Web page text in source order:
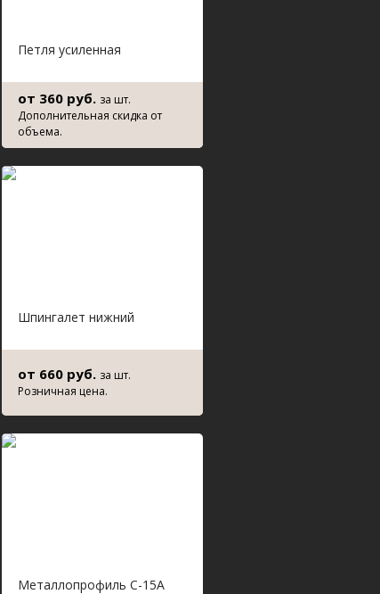
Петля усиленная
от 360 руб. за шт.
Дополнительная скидка от
объема.
Шпингалет нижний
от 660 руб. за шт.
Розничная цена.
Металлопрофиль С-15А